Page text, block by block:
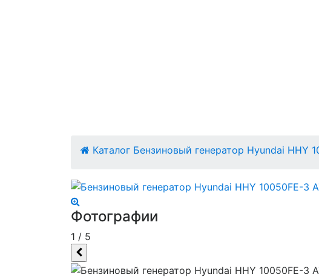
Каталог Бензиновый генератор Hyundai HHY
Фотографии
1 / 5